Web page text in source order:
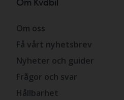
Om Kvdbil
Om oss
Få vårt nyhetsbrev
Nyheter och guider
Frågor och svar
Hållbarhet